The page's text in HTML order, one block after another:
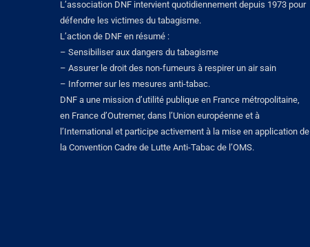
L’association DNF intervient quotidiennement depuis 1973 pour
défendre les victimes du tabagisme.
L’action de DNF en résumé :
– Sensibiliser aux dangers du tabagisme
– Assurer le droit des non-fumeurs à respirer un air sain
– Informer sur les mesures anti-tabac.
DNF a une mission d’utilité publique en France métropolitaine,
en France d’Outremer, dans l’Union européenne et à
l’International et participe activement à la mise en application de
la Convention Cadre de Lutte Anti-Tabac de l’OMS.